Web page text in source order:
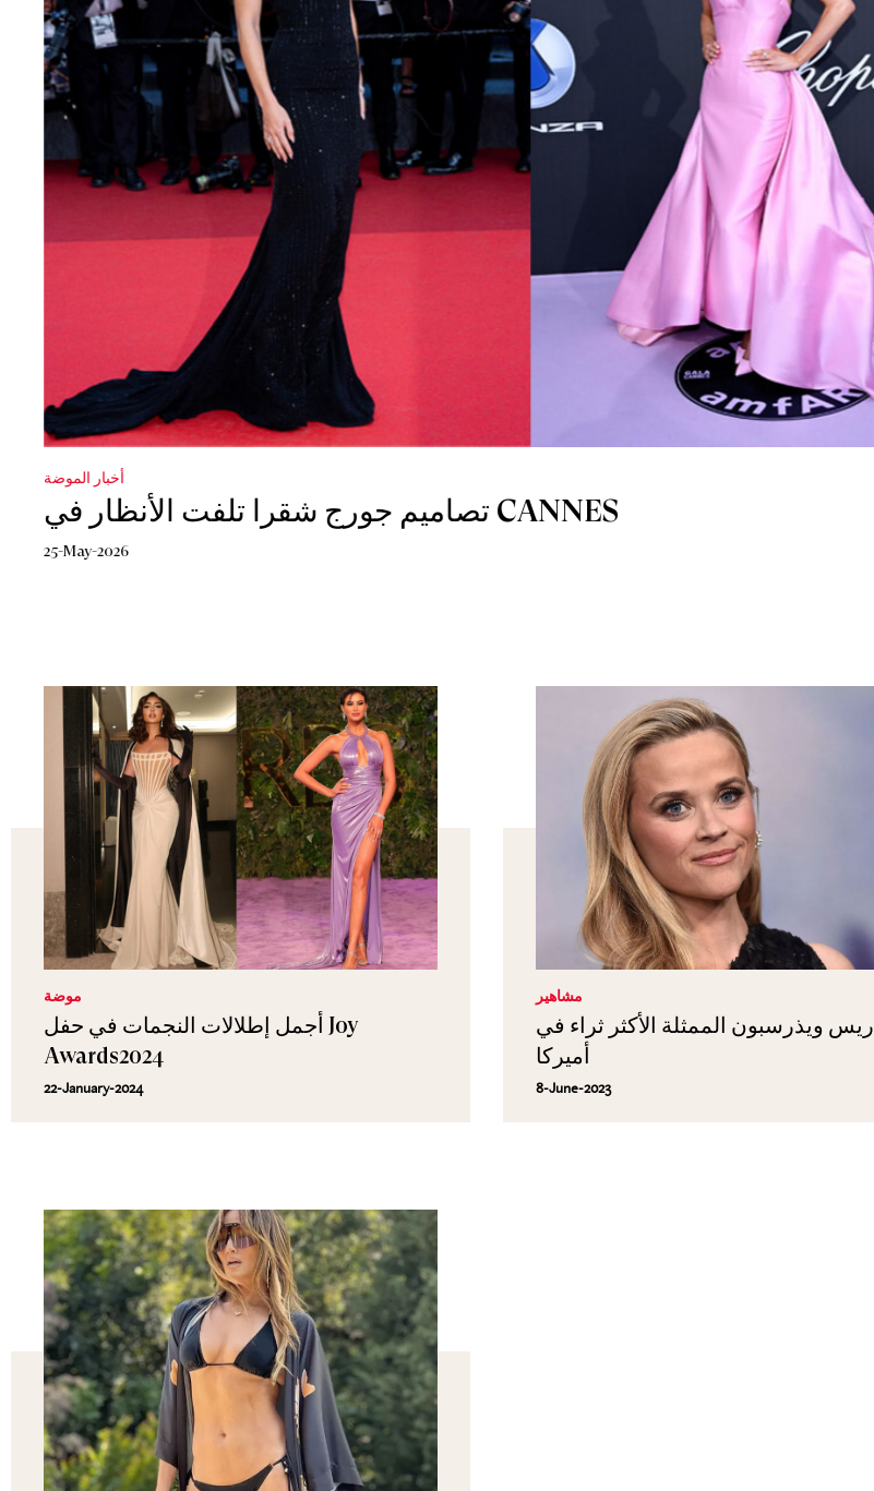
أخبار الموضة
تصاميم جورج شقرا تلفت الأنظار في CANNES
25-May-2026
موضة
أجمل إطلالات النجمات في حفل Joy
Awards2024
22-January-2024
مشاهير
ريس ويذرسبون الممثلة الأكثر ثراء في
أميركا
8-June-2023